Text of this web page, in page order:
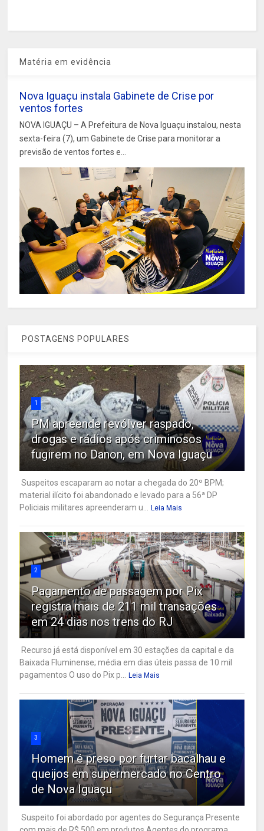
Matéria em evidência
Nova Iguaçu instala Gabinete de Crise por
ventos fortes
NOVA IGUAÇU – A Prefeitura de Nova Iguaçu instalou, nesta
sexta-feira (7), um Gabinete de Crise para monitorar a
previsão de ventos fortes e...
POSTAGENS POPULARES
1
PM apreende revólver raspado,
drogas e rádios após criminosos
fugirem no Danon, em Nova Iguaçu
Suspeitos escaparam ao notar a chegada do 20º BPM;
material ilícito foi abandonado e levado para a 56ª DP
Policiais militares apreenderam u...
Leia Mais
2
Pagamento de passagem por Pix
registra mais de 211 mil transações
em 24 dias nos trens do RJ
Recurso já está disponível em 30 estações da capital e da
Baixada Fluminense; média em dias úteis passa de 10 mil
pagamentos O uso do Pix p...
Leia Mais
3
Homem é preso por furtar bacalhau e
queijos em supermercado no Centro
de Nova Iguaçu
Suspeito foi abordado por agentes do Segurança Presente